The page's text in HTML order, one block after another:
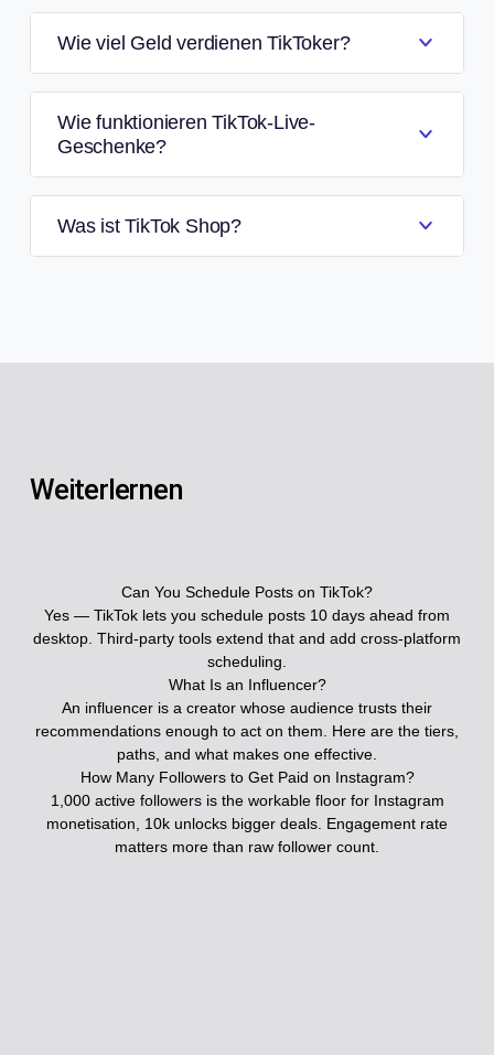
Wie viel Geld verdienen TikToker?
Wie funktionieren TikTok-Live-
Geschenke?
Was ist TikTok Shop?
Weiterlernen
Can You Schedule Posts on TikTok?
Yes — TikTok lets you schedule posts 10 days ahead from
desktop. Third-party tools extend that and add cross-platform
scheduling.
What Is an Influencer?
An influencer is a creator whose audience trusts their
recommendations enough to act on them. Here are the tiers,
paths, and what makes one effective.
How Many Followers to Get Paid on Instagram?
1,000 active followers is the workable floor for Instagram
monetisation, 10k unlocks bigger deals. Engagement rate
matters more than raw follower count.